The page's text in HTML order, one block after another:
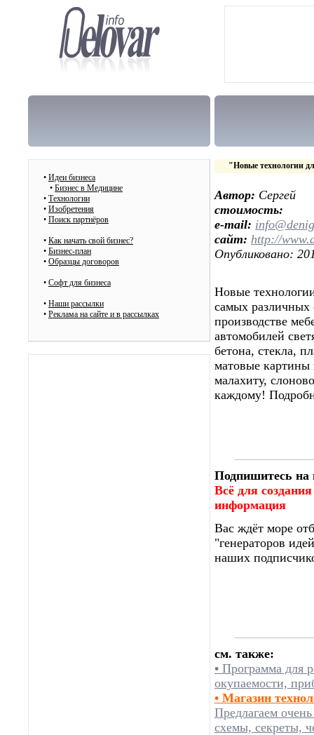
• Идеи бизнеса
• Бизнес в Медицине
• Технологии
• Изобретения
• Поиск партнёров
• Как начать свой бизнес?
• Бизнес-план
• Образцы договоров
• Cофт для бизнеса
• Наши рассылки
• Реклама на сайте и в рассылках
"Новые технологии
Автор: Сергей
стоимость:
e-mail:
сайт: http://
Опубликовано:
Новые
самых различных
производстве
автомобилей
бетона, стекла,
матовые картины
малахиту,
каждому!
Подпишитесь
Всё для
информация
Вас ждёт море
"генераторов
наших
см. также:
• Программа для
окупаемости,
• Магазин
Предлагаем
схемы, секреты,